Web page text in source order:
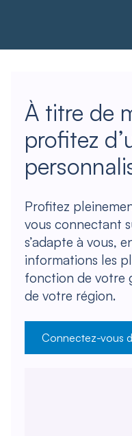
À titre de
profitez
Profitez
vous connectant
s’adapte à vous,
informations les
fonction de votre
de votre région.
Connectez-vous